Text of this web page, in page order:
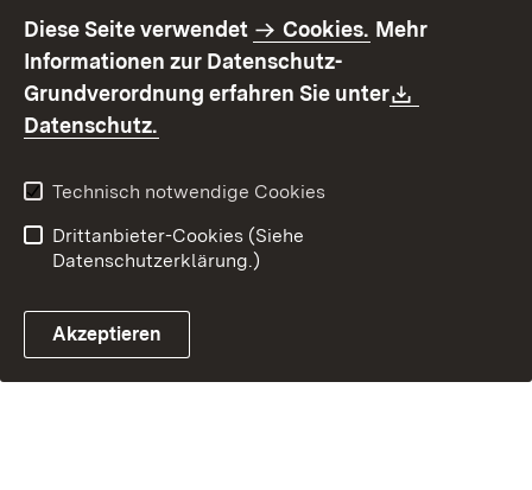
Benutzungshinweise
Erklärung zur
Barrierefreiheit
Kontakt
Fehlerhaften Link melden
Diese Seite verwendet Cookies. Mehr
Informationen zur Datenschutz-
Grundverordnung erfahren Sie unter
Datenschutz.
Technisch notwendige Cookies
Drittanbieter-Cookies (Siehe
Datenschutzerklärung.)
Akzeptieren